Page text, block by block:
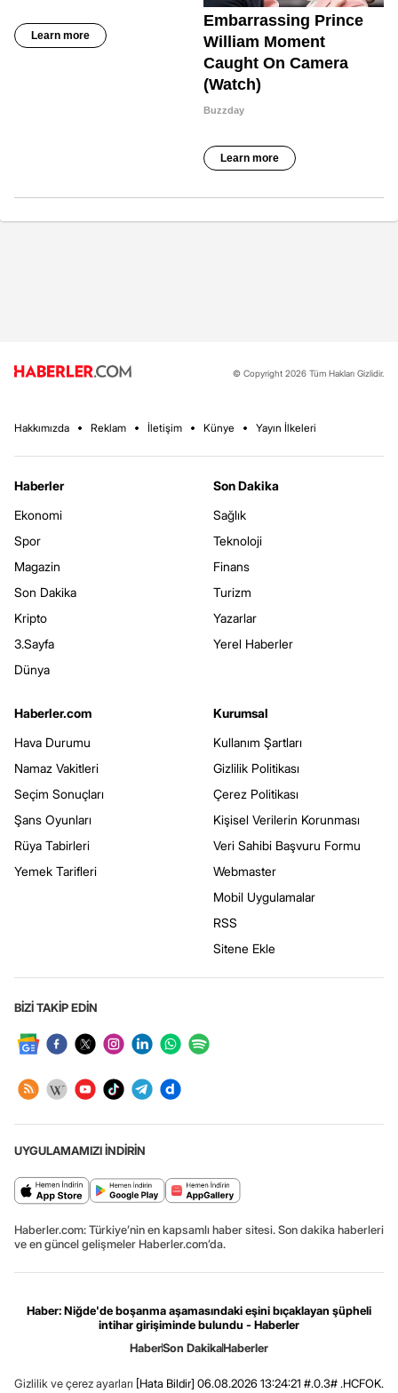
© Copyright 2026 Tüm Hakları Gizlidir.
Hakkımızda Reklam İletişim Künye Yayın İlkeleri
Haberler
Ekonomi
Spor
Magazin
Son Dakika
Kripto
3.Sayfa
Dünya
Son Dakika
Sağlık
Teknoloji
Finans
Turizm
Yazarlar
Yerel Haberler
Haberler.com
Hava Durumu
Namaz Vakitleri
Seçim Sonuçları
Şans Oyunları
Rüya Tabirleri
Yemek Tarifleri
Kurumsal
Kullanım Şartları
Gizlilik Politikası
Çerez Politikası
Kişisel Verilerin Korunması
Veri Sahibi Başvuru Formu
Webmaster
Mobil Uygulamalar
RSS
Sitene Ekle
BİZİ TAKİP EDİN
UYGULAMAMIZI İNDİRİN
Haberler.com: Türkiye’nin en kapsamlı haber sitesi. Son dakika haberleri
ve en güncel gelişmeler Haberler.com’da.
Haber: Niğde'de boşanma aşamasındaki eşini bıçaklayan şüpheli
intihar girişiminde bulundu - Haberler
HaberSon DakikaHaberler
Gizlilik ve çerez ayarları [Hata Bildir] 06.08.2026 13:24:21 #.0.3# .HCFOK.